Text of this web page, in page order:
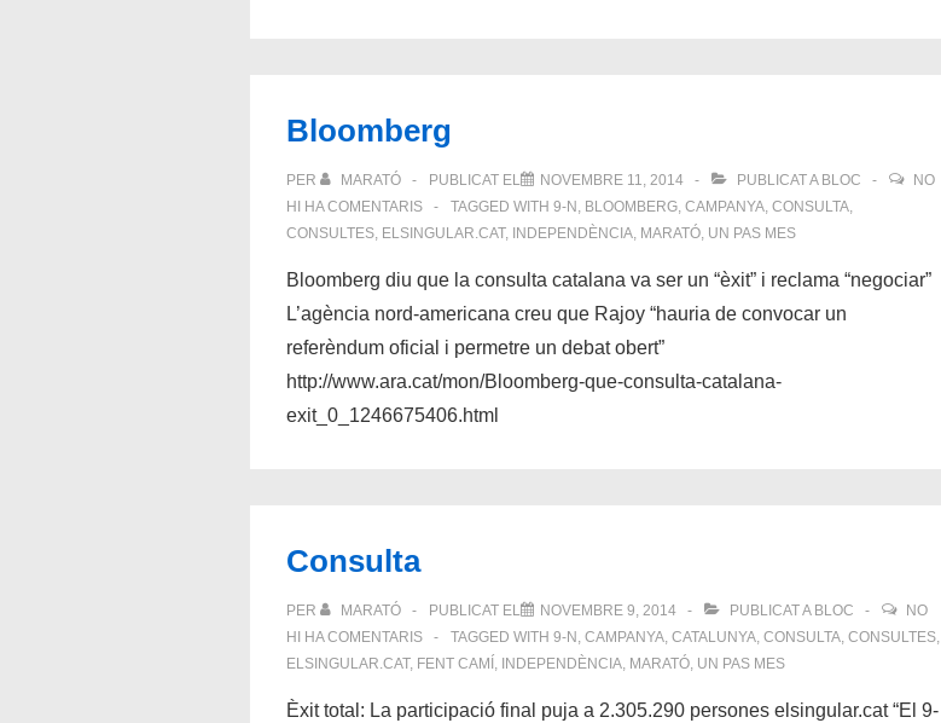
Bloomberg
PER MARATÓ PUBLICAT EL NOVEMBRE 11, 2014 PUBLICAT A BLOC
NO
HI HA COMENTARIS
TAGGED WITH 9-N , BLOOMBERG, CAMPANYA, CONSULTA,
CONSULTES, ELSINGULAR.CAT, INDEPENDÈNCIA, MARATÓ, UN PAS MES
Bloomberg diu que la consulta catalana va ser un “èxit” i reclama “negociar”
L’agència nord-americana creu que Rajoy “hauria de convocar un
referèndum oficial i permetre un debat obert”
http://www.ara.cat/mon/Bloomberg-que-consulta-catalana-
exit_0_1246675406.html
Consulta
PER MARATÓ PUBLICAT EL NOVEMBRE 9, 2014 PUBLICAT A BLOC
NO
HI HA COMENTARIS
TAGGED WITH 9-N , CAMPANYA, CATALUNYA, CONSULTA, CONSULTES,
ELSINGULAR.CAT, FENT CAMÍ , INDEPENDÈNCIA, MARATÓ, UN PAS MES
Èxit total: La participació final puja a 2.305.290 persones elsingular.cat “El 9-